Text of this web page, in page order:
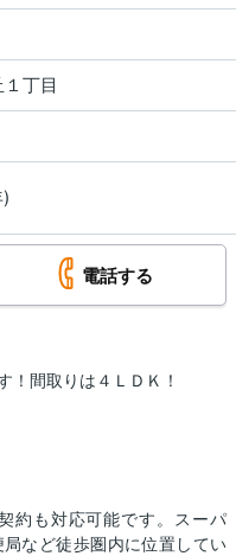
丁目
電話する
！間取りは４ＬＤＫ！
約も対応可能です。スーパ
など徒歩圏内に位置してい